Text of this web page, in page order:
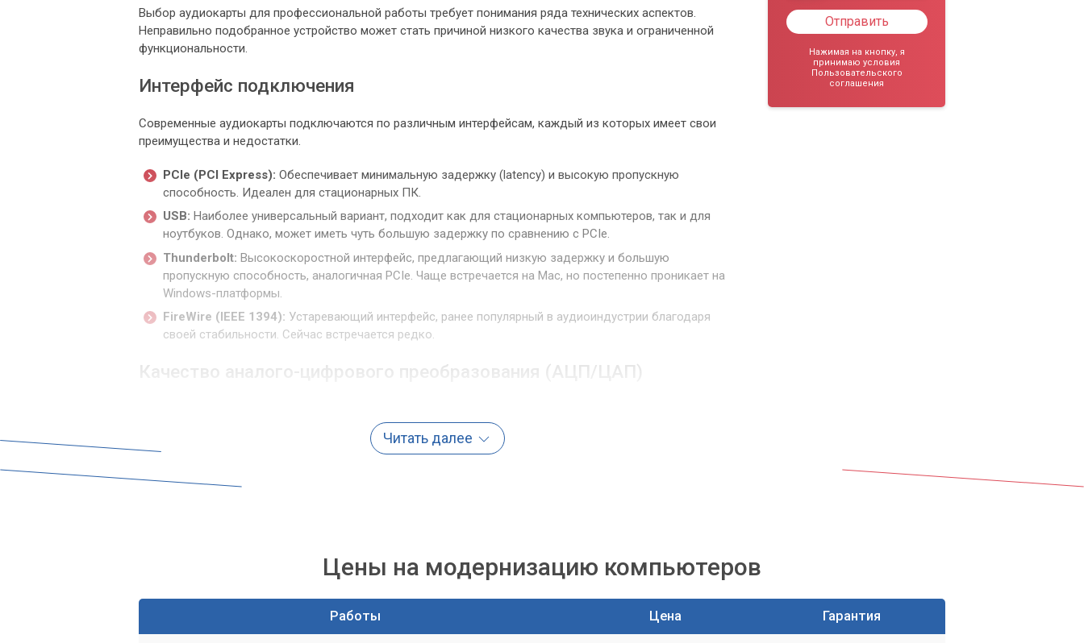
Выбор аудиокарты для профессиональной работы требует понимания ряда технических аспектов.
Неправильно подобранное устройство может стать причиной низкого качества звука и ограниченной
функциональности.
Интерфейс подключения
Современные аудиокарты подключаются по различным интерфейсам, каждый из которых имеет свои
преимущества и недостатки.
PCIe (PCI Express): Обеспечивает минимальную задержку (latency) и высокую пропускную
способность. Идеален для стационарных ПК.
USB: Наиболее универсальный вариант, подходит как для стационарных компьютеров, так и для
ноутбуков. Однако, может иметь чуть большую задержку по сравнению с PCIe.
Thunderbolt: Высокоскоростной интерфейс, предлагающий низкую задержку и большую
пропускную способность, аналогичная PCIe. Чаще встречается на Mac, но постепенно проникает на
Windows-платформы.
FireWire (IEEE 1394): Устаревающий интерфейс, ранее популярный в аудиоиндустрии благодаря
своей стабильности. Сейчас встречается редко.
Качество аналого-цифрового преобразования (АЦП/ЦАП)
уровень шума и искажений. Важно обращать внимание на показатели битности (например, 24 бит) и
частоты дискретизации (например, 192 кГц).
Количество входов и выходов
необходимое количество XLR, TRS, MIDI и цифровых входов/выходов (S/PDIF, ADAT).
Читать далее
Отправить
Нажимая на кнопку, я
принимаю условия
Пользовательского
соглашения
Цены на модернизацию компьютеров
Работы Цена Гарантия